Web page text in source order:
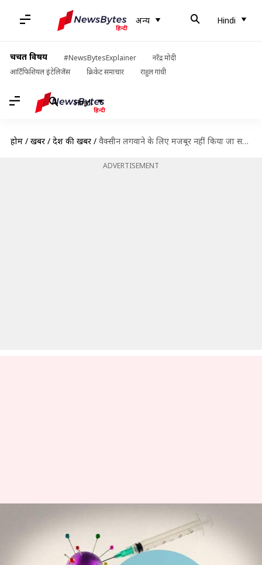
अन्य Hindi
चर्चित विषय #NewsBytesExplainer
नरेंद्र मोदी
आर्टिफिशियल इंटेलिजेंस
क्रिकेट समाचार राहुल गांधी
Hindi
होम / खबरें / देश की खबरें / वैक्सीन लगवाने के लिए मजबूर नहीं किया जा सकता, केंद्र की नीति उचित- सुप्रीम कोर्ट
ADVERTISEMENT
वैक्सीन लगवाने के लिए मजबूर नहीं
किया जा सकता, केंद्र की नीति
उचित- सुप्रीम कोर्ट